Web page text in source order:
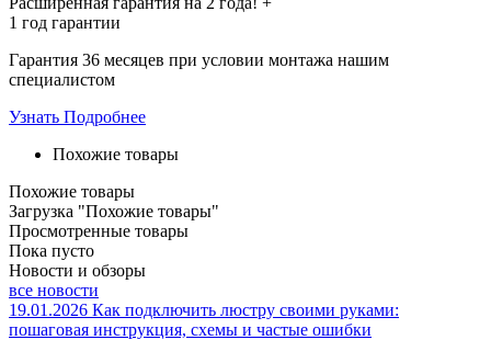
1 год гарантии
Гарантия 36 месяцев при условии монтажа нашим
специалистом
Узнать Подробнее
Похожие товары
Похожие товары
Загрузка "Похожие товары"
Просмотренные товары
Пока пусто
Новости и обзоры
все новости
19.01.2026 Как подключить люстру своими руками:
пошаговая инструкция, схемы и частые ошибки